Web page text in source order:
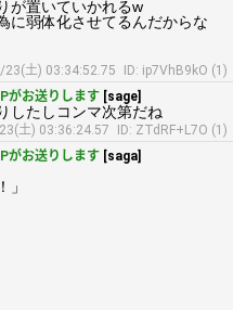
が置いていかれるw
に弱体化させてるんだからな
土) 03:34:52.75
ID: ip7VhB9kO (1)
がお送りします [sage]
したしコンマ次第だね
土) 03:36:24.57
ID: ZTdRF+L7O (1)
がお送りします [saga]